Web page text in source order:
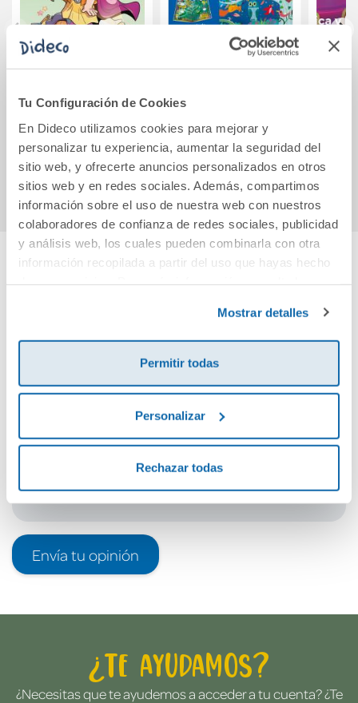
Tu Configuración de Cookies
En Dideco utilizamos cookies para mejorar y
personalizar tu experiencia, aumentar la seguridad del
sitio web, y ofrecerte anuncios personalizados en otros
sitios web y en redes sociales. Además, compartimos
información sobre el uso de nuestra web con nuestros
colaboradores de confianza de redes sociales, publicidad
y análisis web, los cuales pueden combinarla con otra
información recopilada a partir del uso que hayas hecho
Mostrar detalles
Permitir todas
Personalizar
Rechazar todas
Junie B. Jones se
(Junie B. Jones [el
cómic])
15,95€
Comprar
Por la noche
13,95€
Comprar
Cuéntanos tu opinión
Debes iniciar sesión para poder valorarlo
Envía tu opinión
¿Te ayudamos?
¿Necesitas que te ayudemos a acceder a tu cuenta? ¿Te